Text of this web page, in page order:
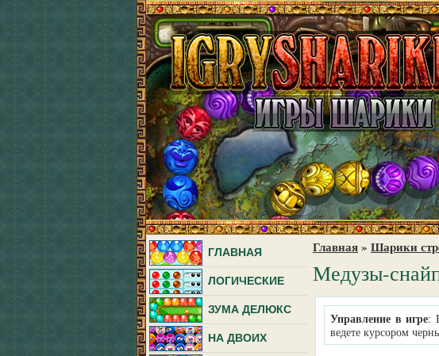
ГЛАВНАЯ
ЛОГИЧЕСКИЕ
ЗУМА ДЕЛЮКС
НА ДВОИХ
Главная» Шарики
Медузы-
Управление в игре:
ведете курсором